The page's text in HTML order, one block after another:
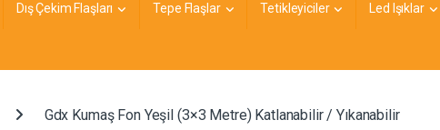
Dış Çekim Flaşları Tepe Flaşlar Tetikleyiciler Led Işıklar
Gdx Kumaş Fon Yeşil (3×3 Metre) Katlanabilir / Yıkanabilir